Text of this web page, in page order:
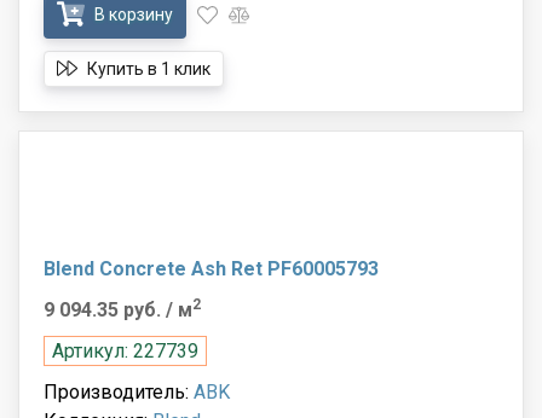
В корзину
Купить в 1 клик
Blend Concrete Ash Ret PF60005793
9 094.35 руб. / м2
Артикул: 227739
Производитель: ABK